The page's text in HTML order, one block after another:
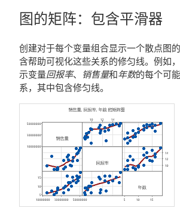
图的矩阵： 包含平滑器
创建对于每个变量组合显示一个散点图
含帮助可视化这些关系的修匀线。例如
示变量回报率、 销售量和年数的每个可
系，其中包含修匀线。